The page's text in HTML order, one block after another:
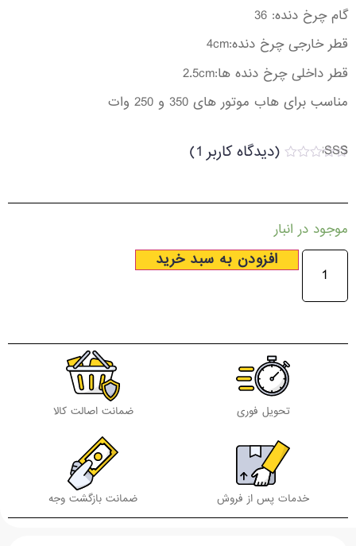
گام چرخ دنده: 36
قطر خارجی چرخ دنده:4cm
قطر داخلی چرخ دنده ها:2.5cm
مناسب برای هاب موتور های 350 و 250 وات
امتیاز
(دیدگاه کاربر 1
)
موجود در انبار
افزودن به سبد خرید
تحویل فوری ضمانت اصالت کالا
خدمات پس از فروش ضمانت بازگشت وجه